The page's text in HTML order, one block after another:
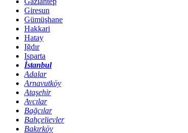
Giresun
Gümüşhane
Hakkari
Hatay
Iğdır
Isparta
İstanbul
Adalar
Arnavutköy
Ataşehir
Avcılar
Bağcılar
Bahçelievler
Bakırköy